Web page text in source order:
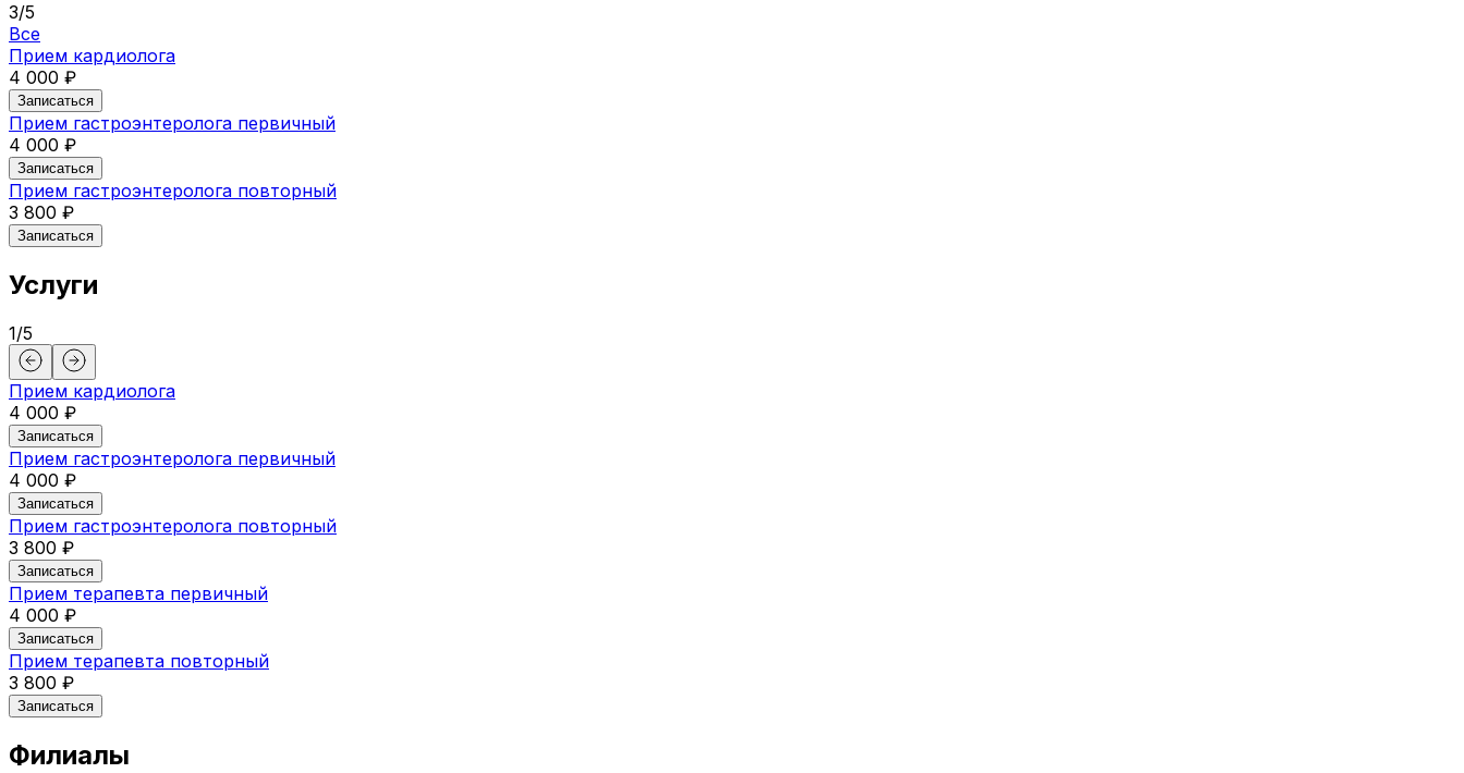
3/5
Все
Прием кардиолога
4 000 ₽
Записаться
Прием гастроэнтеролога первичный
4 000 ₽
Записаться
Прием гастроэнтеролога повторный
3 800 ₽
Записаться
Услуги
1/5
Прием кардиолога
4 000 ₽
Записаться
Прием гастроэнтеролога первичный
4 000 ₽
Записаться
Прием гастроэнтеролога повторный
3 800 ₽
Записаться
Прием терапевта первичный
4 000 ₽
Записаться
Прием терапевта повторный
3 800 ₽
Записаться
Филиалы